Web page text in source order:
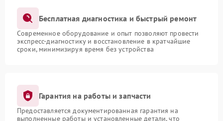
Бесплатная диагностика и быстрый ремонт
Современное оборудование и опыт позволяют провести
экспресс-диагностику и восстановление в кратчайшие
сроки, минимизируя время без устройства
Гарантия на работы и запчасти
Предоставляется документированная гарантия на
выполненные работы и установленные детали, что